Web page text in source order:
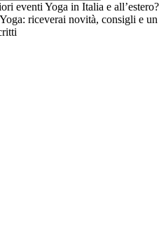
eventi Yoga in Italia e all’estero?
riceverai novità, consigli e un